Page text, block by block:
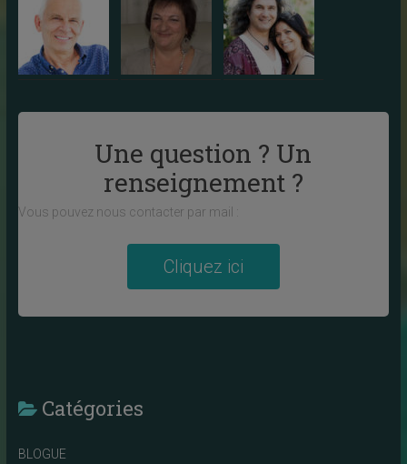
Une question ? Un
renseignement ?
Vous pouvez nous contacter par mail :
Cliquez ici
Catégories
BLOGUE